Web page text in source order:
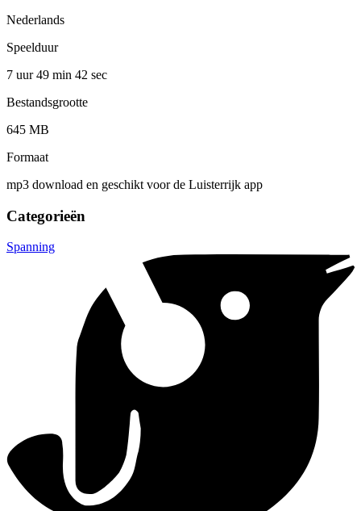
Nederlands
Speelduur
7 uur 49 min 42 sec
Bestandsgrootte
645 MB
Formaat
mp3 download en geschikt voor de Luisterrijk app
Categorieën
Spanning